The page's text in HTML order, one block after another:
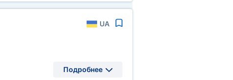
UA
Подробнее